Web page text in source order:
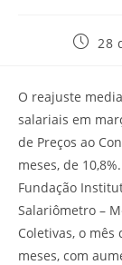
28
O reajuste
salariais em
de Preços ao
meses, de
Fundação
Salariômetro –
Coletivas, o
meses, com